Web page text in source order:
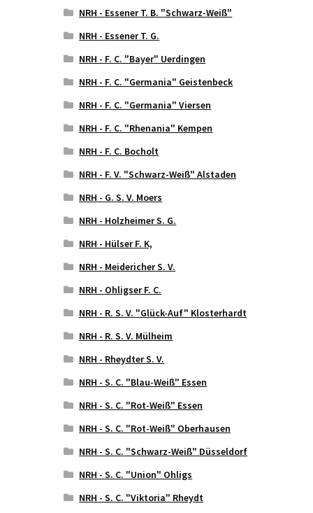
NRH - Essener T. B. "Schwarz-Weiß"
NRH - Essener T. G.
NRH - F. C. "Bayer" Uerdingen
NRH - F. C. "Germania" Geistenbeck
NRH - F. C. "Germania" Viersen
NRH - F. C. "Rhenania" Kempen
NRH - F. C. Bocholt
NRH - F. V. "Schwarz-Weiß" Alstaden
NRH - G. S. V. Moers
NRH - Holzheimer S. G.
NRH - Hülser F. K,
NRH - Meidericher S. V.
NRH - Ohligser F. C.
NRH - R. S. V. "Glück-Auf" Klosterhardt
NRH - R. S. V. Mülheim
NRH - Rheydter S. V.
NRH - S. C. "Blau-Weiß" Essen
NRH - S. C. "Rot-Weiß" Essen
NRH - S. C. "Rot-Weiß" Oberhausen
NRH - S. C. "Schwarz-Weiß" Düsseldorf
NRH - S. C. "Union" Ohligs
NRH - S. C. "Viktoria" Rheydt